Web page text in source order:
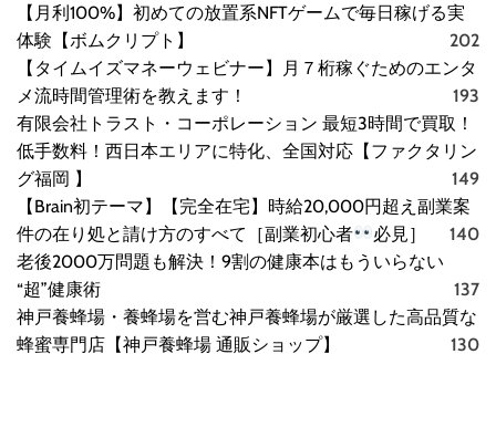
【月利100%】初めての放置系NFTゲームで毎日稼げる実
体験【ボムクリプト】
202
【タイムイズマネーウェビナー】月７桁稼ぐためのエンタ
メ流時間管理術を教えます！
193
有限会社トラスト・コーポレーション 最短3時間で買取！
低手数料！西日本エリアに特化、全国対応【ファクタリン
グ福岡 】
149
【Brain初テーマ】【完全在宅】時給20,000円超え副業案
件の在り処と請け方のすべて［副業初心者
必見］
140
老後2000万問題も解決！9割の健康本はもういらない
“超”健康術
137
神戸養蜂場・養蜂場を営む神戸養蜂場が厳選した高品質な
蜂蜜専門店【神戸養蜂場 通販ショップ】
130